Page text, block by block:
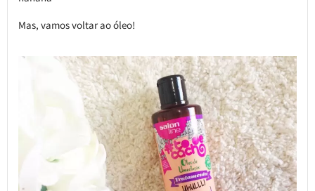
Mas, vamos voltar ao óleo!